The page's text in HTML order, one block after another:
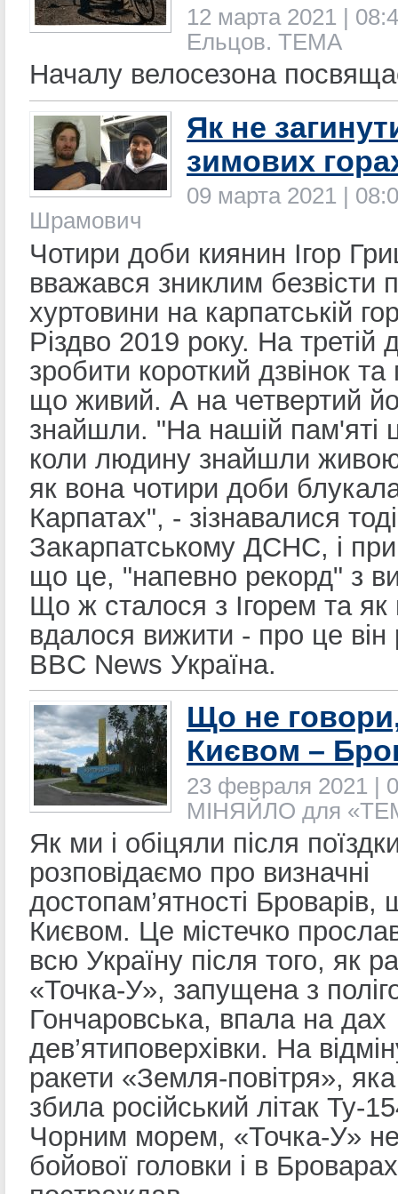
12 марта 2021 |
Ельцов. ТЕМА
Началу велосезона
Як не
зимових
09 марта 2021 |
Шрамович
Чотири доби киянин Ігор
вважався зниклим безвісти
хуртовини на карпатській
Різдво 2019 року. На третій
зробити короткий дзвінок
що живий. А на четвертий
знайшли. "На нашій пам'яті
коли людину знайшли живою
як вона чотири доби
Карпатах", - зізнавалися
Закарпатському ДСНС, і
що це, "напевно рекорд" з
Що ж сталося з Ігорем та як
вдалося вижити - про це він
BBC News Україна.
Що не
Києвом –
23 февраля 2021 |
МІНЯЙЛО для
Як ми і обіцяли після
розповідаємо про визначні
достопам’ятності Броварів,
Києвом. Це містечко
всю Україну після того, як
«Точка-У», запущена з
Гончаровська, впала на дах
дев’ятиповерхівки. На
ракети «Земля-повітря», яка
збила російський літак Ту-
Чорним морем, «Точка-У»
бойової головки і в